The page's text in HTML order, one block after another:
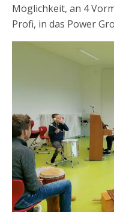
Möglichkeit, an 4
Profi, in das Power